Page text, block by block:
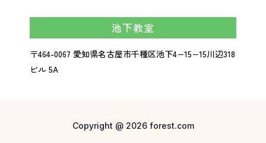
池下教室
〒464-0067 愛知県名古屋市千種区池下4−15−15川辺318
ビル 5A
Copyright @ 2026 forest.com